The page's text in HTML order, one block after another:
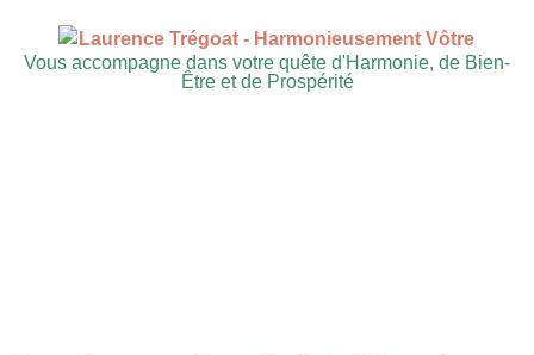
Vous accompagne dans votre quête d'Harmonie, de Bien-
Être et de Prospérité